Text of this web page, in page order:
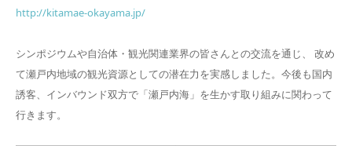
http://kitamae-okayama.jp/
シンポジウムや自治体・観光関連業界の皆さんとの交流を通じ、 改め
て瀬戸内地域の観光資源としての潜在力を実感しました。今後も国内
誘客、インバウンド双方で「瀬戸内海」を生かす取り組みに関わって
行きます。